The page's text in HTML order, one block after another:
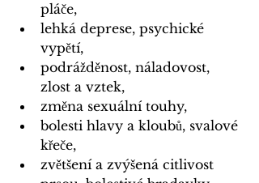
pláče,
lehká deprese, psychické
vypětí,
podrážděnost, náladovost,
zlost a vztek,
změna sexuální touhy,
bolesti hlavy a kloubů, svalové
křeče,
zvětšení a zvýšená citlivost